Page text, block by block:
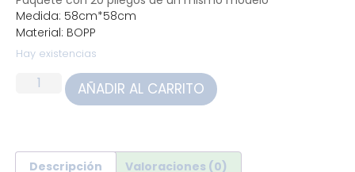
Medida: 58cm*58cm
Material: BOPP
Hay existencias
AÑADIR AL CARRITO
Descripción Valoraciones (0)